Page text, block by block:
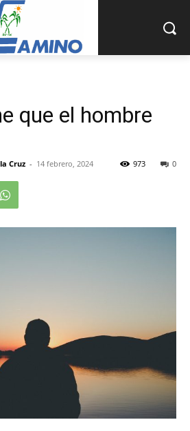
que el hombre
Cruz - 14 febrero, 2024 0
973